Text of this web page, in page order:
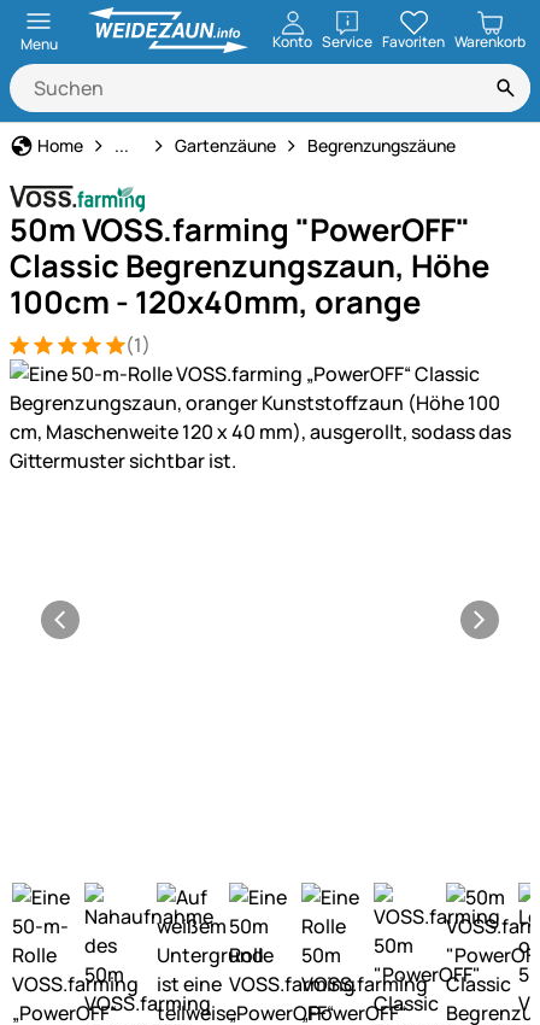
Menu Konto ServiceöffnenFavoriten Warenkorb
Home Haus und Hof
... Gartenzäune Begrenzungszäune
50m VOSS.farming "PowerOFF"
Classic Begrenzungszaun, Höhe
100cm - 120x40mm, orange
Bewertung: 5 von 5 (1 Bewertungen)
1 Bewertung (1)
Produktgalerie